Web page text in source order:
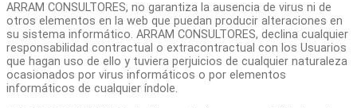
ARRAM CONSULTORES, no garantiza la ausencia de virus ni de
otros elementos en la web que puedan producir alteraciones en
su sistema informático. ARRAM CONSULTORES, declina cualquier
responsabilidad contractual o extracontractual con los Usuarios
que hagan uso de ello y tuviera perjuicios de cualquier naturaleza
ocasionados por virus informáticos o por elementos
informáticos de cualquier índole.